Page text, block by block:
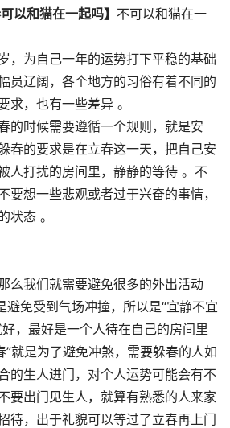
以和猫在一起吗】 不可以和猫在一
，为自己一年的运势打下平稳的基础
员辽阔，各个地方的习俗有着不同的
求，也有一些差异 。
的时候需要遵循一个规则，就是安
春的要求是在立春这一天，把自己安
人打扰的房间里，静静的等待 。不
要想一些悲观或者过于兴奋的事情，
状态 。
么我们就需要避免很多的外出活动
避免受到气场冲撞，所以是“宜静不宜
，最好是一个人待在自己的房间里
”就是为了避免冲煞，需要躲春的人如
的生人进门，对个人运势可能会有不
要出门见生人，就算有熟悉的人来家
待，出于礼貌可以等过了立春再上门